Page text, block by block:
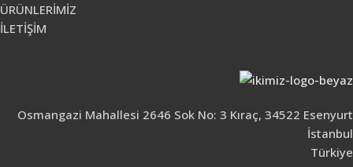
ÜRÜNLERİMİZ
İLETİŞİM
Osmangazi Mahallesi 2646 Sok No: 3 Kıraç, 34522 Esenyurt
İstanbul
Türkiye